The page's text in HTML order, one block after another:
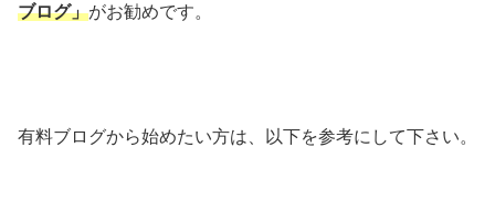
ブログ」がお勧めです。
有料ブログから始めたい方は、以下を参考にして下さい。